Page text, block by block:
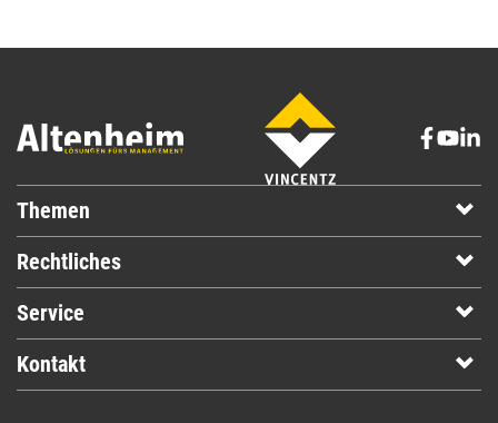
Themen
Rechtliches
Service
Kontakt